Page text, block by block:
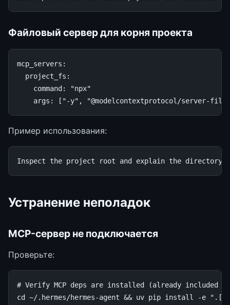
Файловый сервер для корня проекта
mcp_servers :
project_fs :
command :
"npx"
args : [ "-y" , "@modelcontextprotocol/server-
Пример использования:
Устранение неполадок
MCP-сервер не подключается
Проверьте:
# Verify MCP deps are installed (already included
cd
~/.hermes/hermes-agent && uv pip install -e